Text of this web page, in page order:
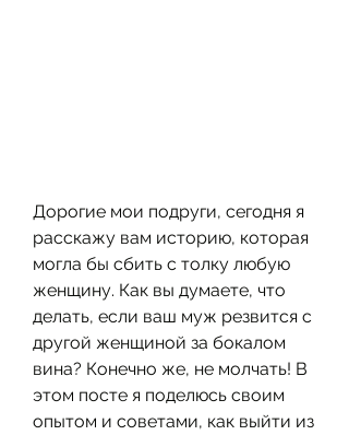
Дорогие мои подруги, сегодня я
расскажу вам историю, которая
могла бы сбить с толку любую
женщину. Как вы думаете, что
делать, если ваш муж резвится с
другой женщиной за бокалом
вина? Конечно же, не молчать! В
этом посте я поделюсь своим
опытом и советами, как выйти из